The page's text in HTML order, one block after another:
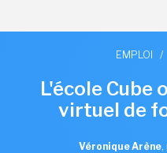
EMPLOI /
L'école Cube
virtuel de
Véronique Arène,